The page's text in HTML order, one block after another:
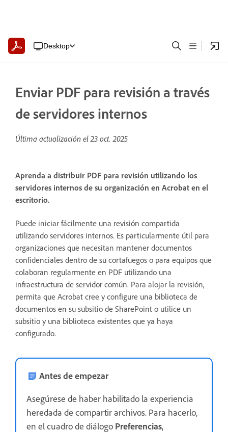
Desktop
Enviar PDF para revisión a través
de servidores internos
Última actualización el23 oct. 2025
Aprenda a distribuir PDF para revisión utilizando los
servidores internos de su organización en Acrobat en el
escritorio.
Puede iniciar fácilmente una revisión compartida
utilizando servidores internos. Es particularmente útil para
organizaciones que necesitan mantener documentos
confidenciales dentro de su cortafuegos o para equipos que
colaboran regularmente en PDF utilizando una
infraestructura de servidor común. Para alojar la revisión,
permita que Acrobat cree y configure una biblioteca de
documentos en su subsitio de SharePoint o utilice un
subsitio y una biblioteca existentes que ya haya
configurado.
Antes de empezar
Asegúrese de haber habilitado la experiencia
heredada de compartir archivos. Para hacerlo,
en el cuadro de diálogo Preferencias,